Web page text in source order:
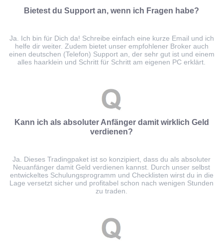
Bietest du Support an, wenn ich Fragen habe?
Ja. Ich bin für Dich da! Schreibe einfach eine kurze Email und ich
helfe dir weiter. Zudem bietet unser empfohlener Broker auch
einen deutschen (Telefon) Support an, der sehr gut ist und einem
alles haarklein und Schritt für Schritt am eigenen PC erklärt.
Kann ich als absoluter Anfänger damit wirklich Geld
verdienen?
Ja. Dieses Tradingpaket ist so konzipiert, dass du als absoluter
Neuanfänger damit Geld verdienen kannst. Durch unser selbst
entwickeltes Schulungsprogramm und Checklisten wirst du in die
Lage versetzt sicher und profitabel schon nach wenigen Stunden
zu traden.